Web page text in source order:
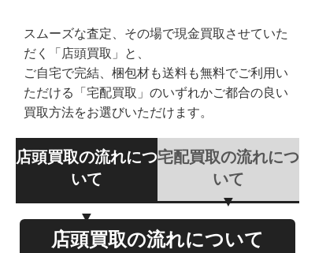
スムーズな査定、その場で現金買取させていた
だく「店頭買取」と、
ご自宅で完結、梱包材も送料も無料でご利用い
ただける「宅配買取」のいずれかご都合の良い
買取方法をお選びいただけます。
店頭買取の流れにつ
いて
宅配買取の流れにつ
いて
店頭買取の流れについて